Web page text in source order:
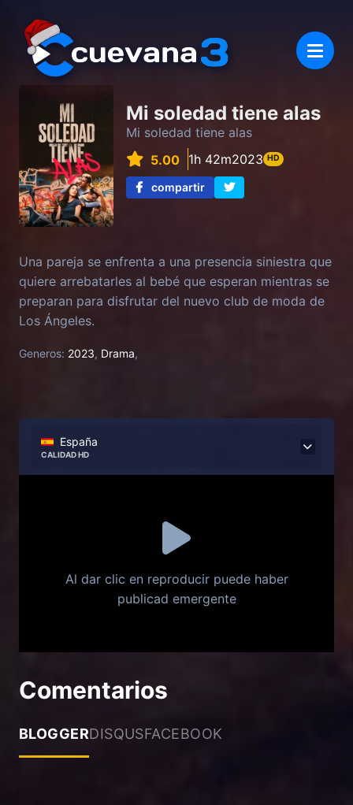
Mi soledad tiene alas
Mi soledad tiene alas
5.00 1h 42m2023 HD
compartir
Una pareja se enfrenta a una presencia siniestra que
quiere arrebatarles al bebé que esperan mientras se
preparan para disfrutar del nuevo club de moda de
Los Ángeles.
Generos: 2023, Drama,
España
CALIDAD HD
Al dar clic en reproducir puede haber
publicad emergente
Comentarios
BLOGGERDISQUSFACEBOOK